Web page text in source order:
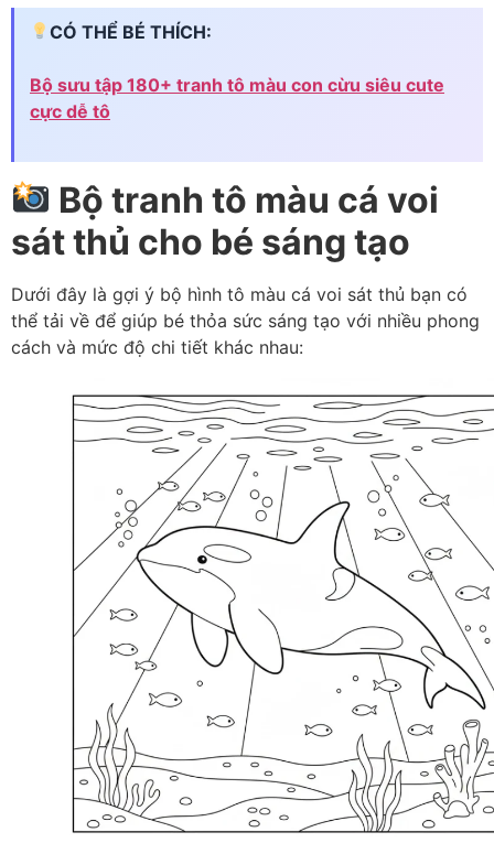
CÓ THỂ BÉ THÍCH:
Bộ sưu tập 180+ tranh tô màu con cừu siêu cute
cực dễ tô
Bộ tranh tô màu cá voi
sát thủ cho bé sáng tạo
Dưới đây là gợi ý bộ hình tô màu cá voi sát thủ bạn có
thể tải về để giúp bé thỏa sức sáng tạo với nhiều phong
cách và mức độ chi tiết khác nhau: